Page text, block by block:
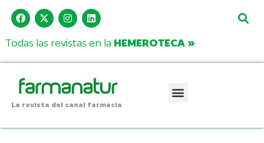
Todas las revistas en la HEMEROTECA »
La revista del canal farmacia